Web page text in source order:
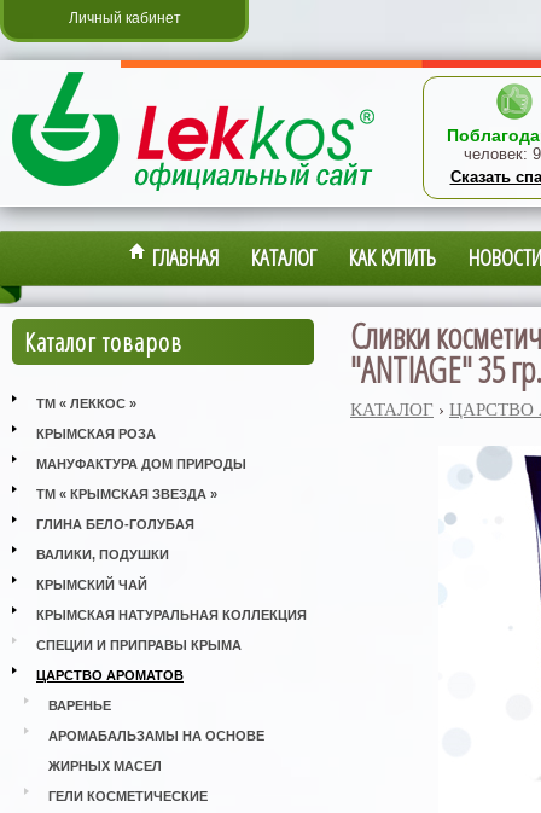
Личный кабинет
человек:
Сказать
ГЛАВНАЯ КАТАЛОГ КАК КУПИТЬ НОВОСТИ
Каталог товаров
ТМ « ЛЕККОС »
КРЫМСКАЯ РОЗА
МАНУФАКТУРА ДОМ ПРИРОДЫ
ТМ « КРЫМСКАЯ ЗВЕЗДА »
ГЛИНА БЕЛО-ГОЛУБАЯ
ВАЛИКИ, ПОДУШКИ
КРЫМСКИЙ ЧАЙ
КРЫМСКАЯ НАТУРАЛЬНАЯ КОЛЛЕКЦИЯ
СПЕЦИИ И ПРИПРАВЫ КРЫМА
ЦАРСТВО АРОМАТОВ
ВАРЕНЬЕ
АРОМАБАЛЬЗАМЫ НА ОСНОВЕ
ЖИРНЫХ МАСЕЛ
ГЕЛИ КОСМЕТИЧЕСКИЕ
Сливки
"ANTIAGE" 35
КАТАЛОГ › ЦАРСТВО